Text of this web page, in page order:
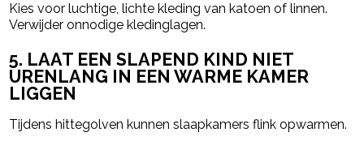
Kies voor luchtige, lichte kleding van katoen of linnen.
Verwijder onnodige kledinglagen.
5. LAAT EEN SLAPEND KIND NIET
URENLANG IN EEN WARME KAMER
LIGGEN
Tijdens hittegolven kunnen slaapkamers flink opwarmen.